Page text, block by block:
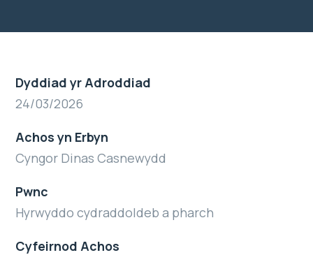
Dyddiad yr Adroddiad
24/03/2026
Achos yn Erbyn
Cyngor Dinas Casnewydd
Pwnc
Hyrwyddo cydraddoldeb a pharch
Cyfeirnod Achos